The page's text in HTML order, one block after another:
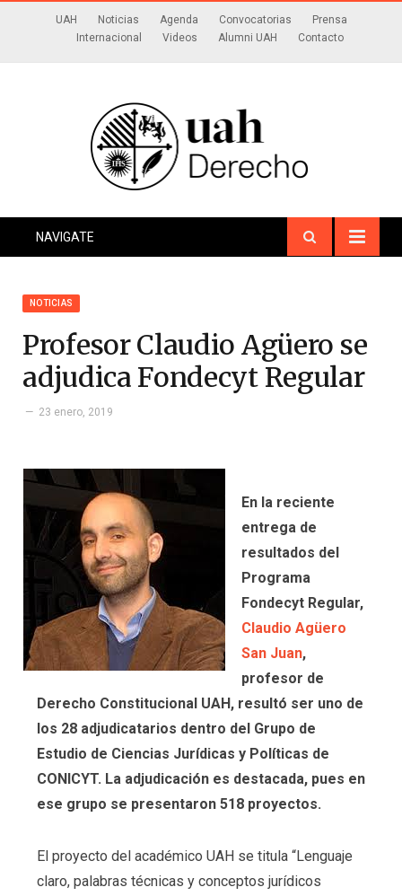
UAH Noticias Agenda Convocatorias
Prensa
Internacional
Videos Alumni UAH Contacto
NAVIGATE
NOTICIAS
Profesor Claudio Agüero se
adjudica Fondecyt Regular
23 enero, 2019
En la reciente
entrega de
resultados del
Programa
Fondecyt Regular,
Claudio Agüero
San Juan,
profesor de
Derecho Constitucional UAH, resultó ser uno de
los 28 adjudicatarios dentro del Grupo de
Estudio de Ciencias Jurídicas y Políticas de
CONICYT. La adjudicación es destacada, pues en
ese grupo se presentaron 518 proyectos.
El proyecto del académico UAH se titula “Lenguaje
claro, palabras técnicas y conceptos jurídicos